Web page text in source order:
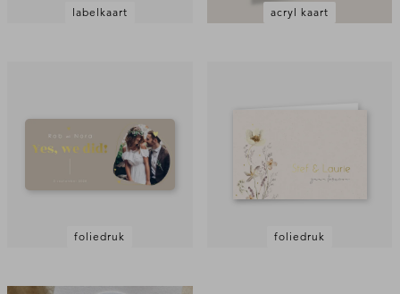
labelkaart acryl kaart
foliedruk foliedruk